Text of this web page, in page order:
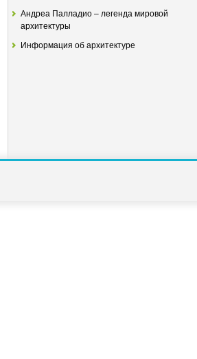
Андреа Палладио – легенда мировой
архитектуры
Информация об архитектуре